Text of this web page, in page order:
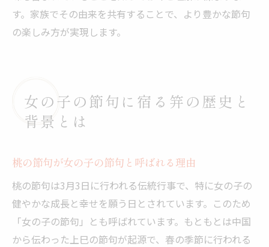
す。家族でその由来を共有することで、より豊かな節句
の楽しみ方が実現します。
女の子の節句に宿る笄の歴史と
背景とは
桃の節句が女の子の節句と呼ばれる理由
桃の節句は3月3日に行われる伝統行事で、特に女の子の
健やかな成長と幸せを願う日とされています。このため
「女の子の節句」とも呼ばれています。もともとは中国
から伝わった上巳の節句が起源で、春の季節に行われる